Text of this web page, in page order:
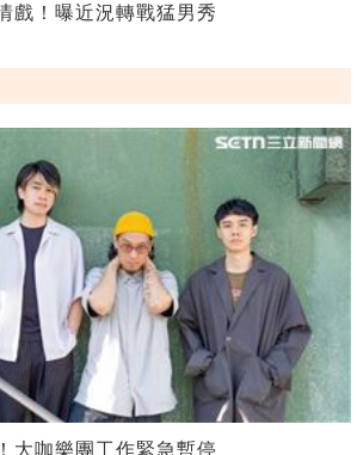
戲！曝近況轉戰猛男秀
大咖樂團工作緊急暫停